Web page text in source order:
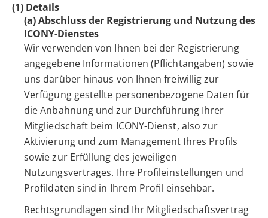
(1) Details
(a) Abschluss der Registrierung und Nutzung des
ICONY-Dienstes
Wir verwenden von Ihnen bei der Registrierung
angegebene Informationen (Pflichtangaben) sowie
uns darüber hinaus von Ihnen freiwillig zur
Verfügung gestellte personenbezogene Daten für
die Anbahnung und zur Durchführung Ihrer
Mitgliedschaft beim ICONY-Dienst, also zur
Aktivierung und zum Management Ihres Profils
sowie zur Erfüllung des jeweiligen
Nutzungsvertrages. Ihre Profileinstellungen und
Profildaten sind in Ihrem Profil einsehbar.
Rechtsgrundlagen sind Ihr Mitgliedschaftsvertrag